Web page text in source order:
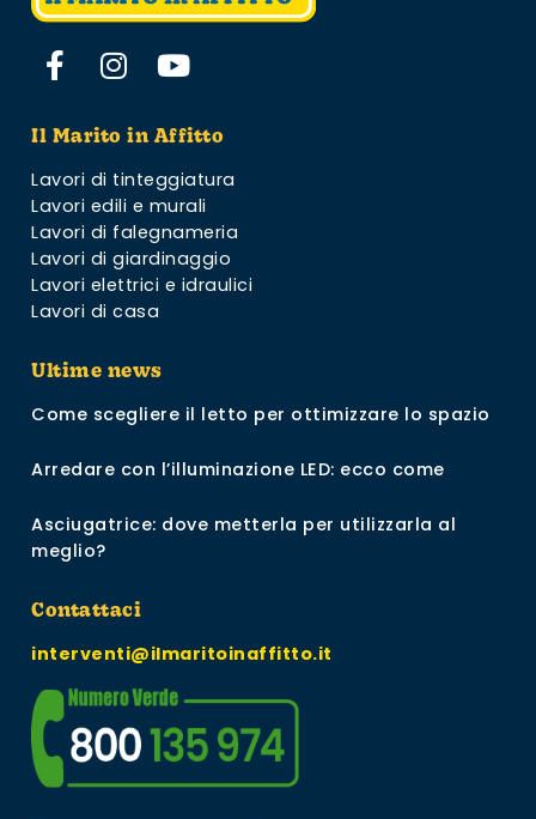
Il Marito in Affitto
Lavori di tinteggiatura
Lavori edili e murali
Lavori di falegnameria
Lavori di giardinaggio
Lavori elettrici e idraulici
Lavori di casa
Ultime news
Come scegliere il letto per ottimizzare lo spazio
Arredare con l’illuminazione LED: ecco come
Asciugatrice: dove metterla per utilizzarla al
meglio?
Contattaci
interventi@ilmaritoinaffitto.it